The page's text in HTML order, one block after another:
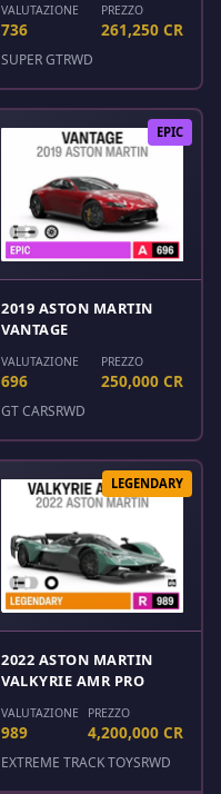
VALUTAZIONE
736
PREZZO
261,250 CR
SUPER GTRWD
EPIC
2019 ASTON MARTIN
VANTAGE
VALUTAZIONE
696
PREZZO
250,000 CR
GT CARSRWD
LEGENDARY
2022 ASTON MARTIN
VALKYRIE AMR PRO
VALUTAZIONE
989
PREZZO
4,200,000 CR
EXTREME TRACK TOYSRWD